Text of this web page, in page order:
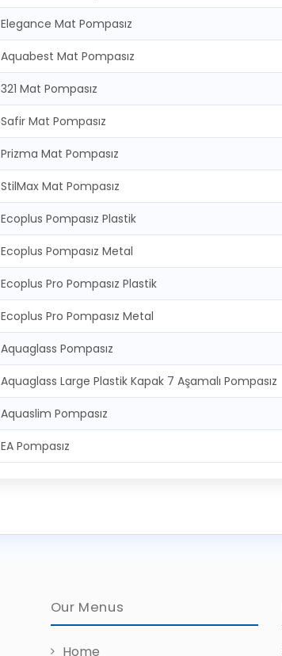
Elegance Mat Pompasız
Aquabest Mat Pompasız
321 Mat Pompasız
Safir Mat Pompasız
Prizma Mat Pompasız
StilMax Mat Pompasız
Ecoplus Pompasız Plastik
Ecoplus Pompasız Metal
Ecoplus Pro Pompasız Plastik
Ecoplus Pro Pompasız Metal
Aquaglass Pompasız
Aquaglass Large Plastik Kapak 7 Aşamalı Pompasız
Aquaslim Pompasız
EA Pompasız
Our Menus
Home